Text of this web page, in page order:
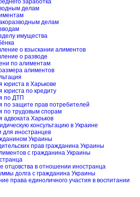
заработка
делам
делам
имущества
о взыскании алиментов
о разводе
по алиментам
алиментов
юриста в Харькове
юриста по кредиту
по ДТП
по защите прав потребителей
по трудовым спорам
адвоката Харьков
консультацию в Украине
для иностранцев
Украины
прав гражданина Украины
с гражданина Украины
отцовства в отношении иностранца
долга с гражданина Украины
права единоличного участия в воспитании